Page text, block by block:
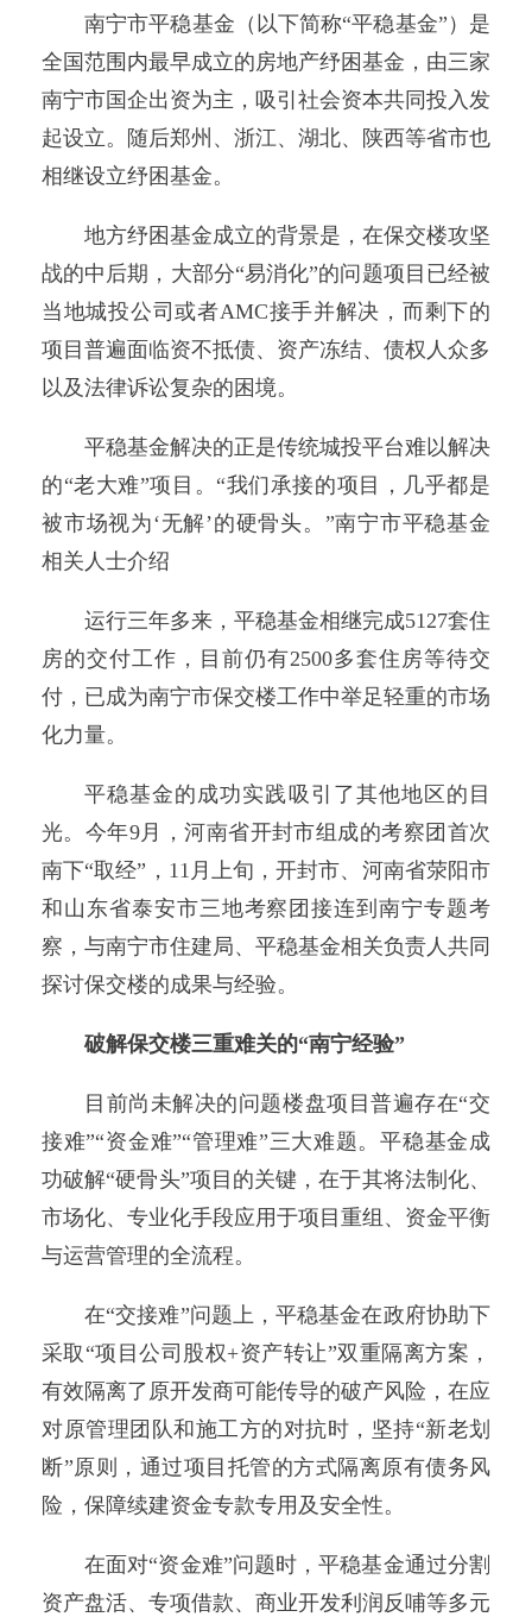
南宁市平稳基金（以下简称“平稳基金”）是
全国范围内最早成立的房地产纾困基金，由三家
南宁市国企出资为主，吸引社会资本共同投入发
起设立。随后郑州、浙江、湖北、陕西等省市也
相继设立纾困基金。
地方纾困基金成立的背景是，在保交楼攻坚
战的中后期，大部分“易消化”的问题项目已经被
当地城投公司或者AMC接手并解决，而剩下的
项目普遍面临资不抵债、资产冻结、债权人众多
以及法律诉讼复杂的困境。
平稳基金解决的正是传统城投平台难以解决
的“老大难”项目。“我们承接的项目，几乎都是
被市场视为‘无解’的硬骨头。”南宁市平稳基金
相关人士介绍
运行三年多来，平稳基金相继完成5127套住
房的交付工作，目前仍有2500多套住房等待交
付，已成为南宁市保交楼工作中举足轻重的市场
化力量。
平稳基金的成功实践吸引了其他地区的目
光。今年9月，河南省开封市组成的考察团首次
南下“取经”，11月上旬，开封市、河南省荥阳市
和山东省泰安市三地考察团接连到南宁专题考
察，与南宁市住建局、平稳基金相关负责人共同
探讨保交楼的成果与经验。
破解保交楼三重难关的“南宁经验”
目前尚未解决的问题楼盘项目普遍存在“交
接难”“资金难”“管理难”三大难题。平稳基金成
功破解“硬骨头”项目的关键，在于其将法制化、
市场化、专业化手段应用于项目重组、资金平衡
与运营管理的全流程。
在“交接难”问题上，平稳基金在政府协助下
采取“项目公司股权+资产转让”双重隔离方案，
有效隔离了原开发商可能传导的破产风险，在应
对原管理团队和施工方的对抗时，坚持“新老划
断”原则，通过项目托管的方式隔离原有债务风
险，保障续建资金专款专用及安全性。
在面对“资金难”问题时，平稳基金通过分割
资产盘活、专项借款、商业开发利润反哺等多元